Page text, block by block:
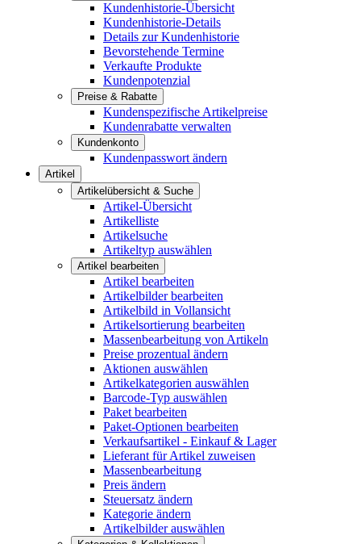
Kundenhistorie-Übersicht
Kundenhistorie-Details
Details zur Kundenhistorie
Bevorstehende Termine
Verkaufte Produkte
Kundenpotenzial
Preise & Rabatte
Kundenspezifische Artikelpreise
Kundenrabatte verwalten
Kundenkonto
Kundenpasswort ändern
Artikel
Artikelübersicht & Suche
Artikel-Übersicht
Artikelliste
Artikelsuche
Artikeltyp auswählen
Artikel bearbeiten
Artikel bearbeiten
Artikelbilder bearbeiten
Artikelbild in Vollansicht
Artikelsortierung bearbeiten
Massenbearbeitung von Artikeln
Preise prozentual ändern
Aktionen auswählen
Artikelkategorien auswählen
Barcode-Typ auswählen
Paket bearbeiten
Paket-Optionen bearbeiten
Verkaufsartikel - Einkauf & Lager
Lieferant für Artikel zuweisen
Massenbearbeitung
Preis ändern
Steuersatz ändern
Kategorie ändern
Artikelbilder auswählen